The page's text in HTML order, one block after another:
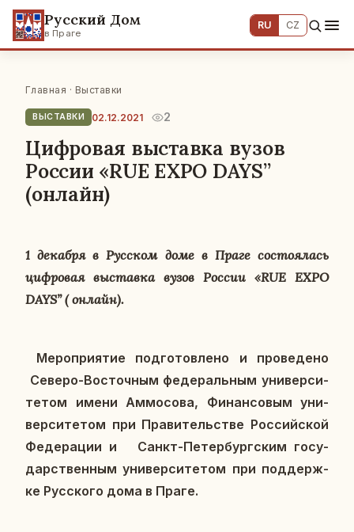
Русский Дом
в Праге
RU CZ
Главная · Выставки
ВЫСТАВКИ 02.12.2021 2
Цифровая выставка вузов
России «RUE EXPO DAYS”
(онлайн)
1 де­каб­ря в Рус­ском доме в Праге со­сто­я­лась
циф­ро­вая вы­став­ка вузов России «RUE EXPO
DAYS” ( онлайн).
Ме­ро­при­я­тие под­го­тов­ле­но и про­ве­де­но
Северо-Во­сточ­ным фе­де­раль­ным уни­вер­си­
те­том имени Ам­мо­со­ва, Фи­нан­со­вым уни­
вер­си­те­том при Пра­ви­тель­стве Рос­сий­ской
Фе­де­ра­ции и Санкт-Пе­тер­бург­ским го­су­
дар­ствен­ным уни­вер­си­те­том при под­держ­
ке Рус­ско­го дома в Праге.